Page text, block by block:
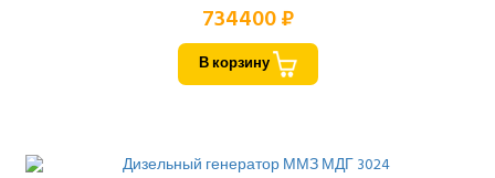
734400 ₽
В корзину